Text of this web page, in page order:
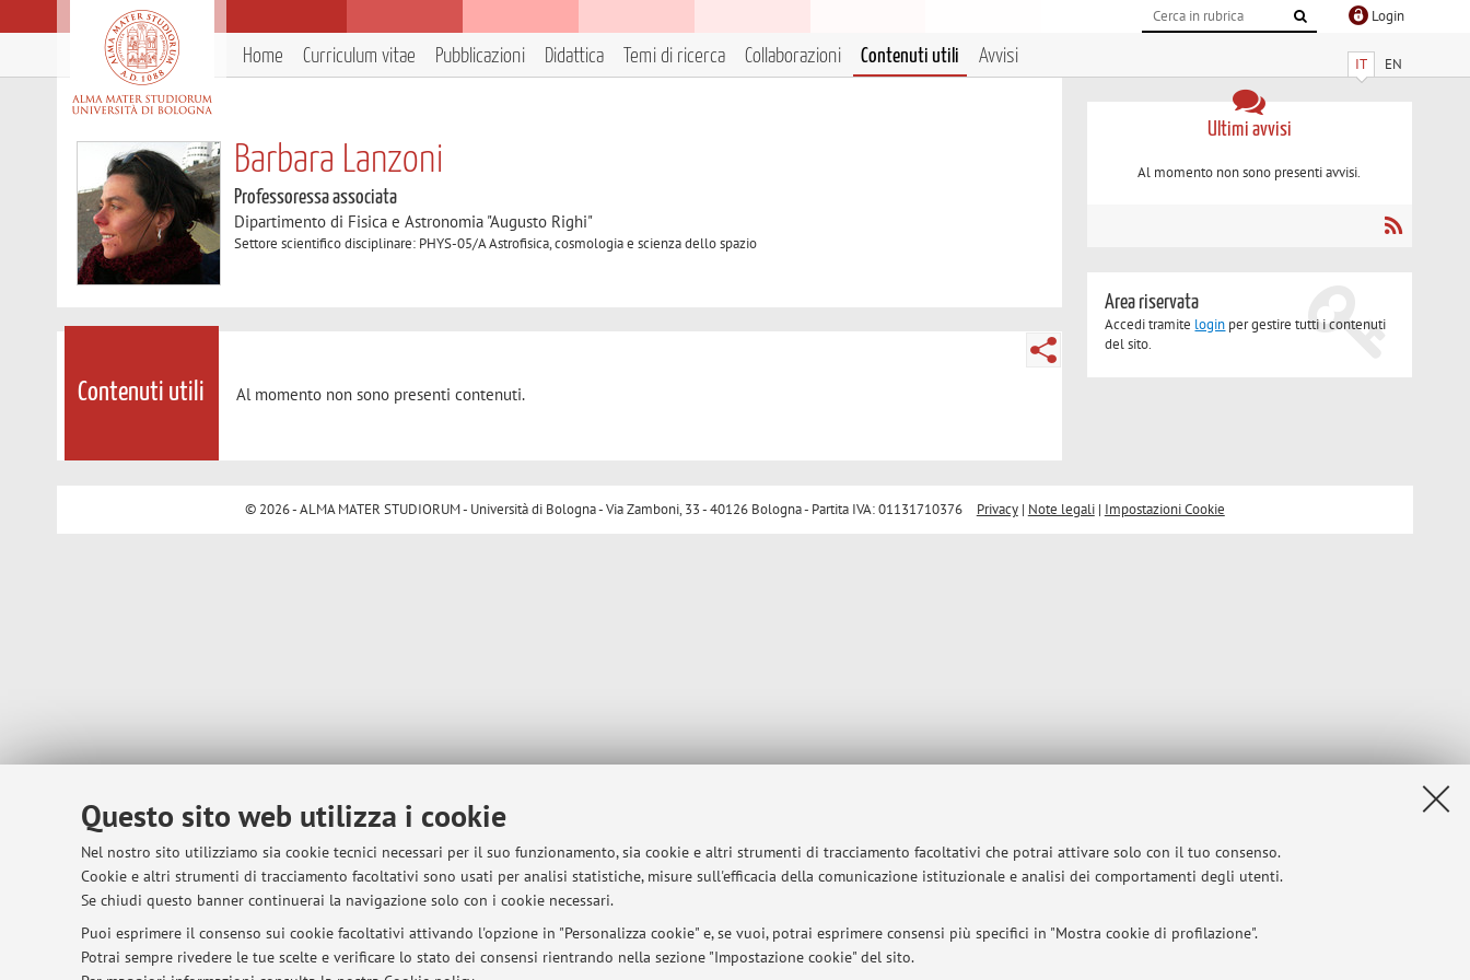
Questo sito web utilizza i cookie
Nel nostro sito utilizziamo sia cookie tecnici necessari per il suo funzionamento, sia cookie e altri strumenti di tracciamento facoltativi che potrai attivare solo con il tuo consenso.
Cookie e altri strumenti di tracciamento facoltativi sono usati per analisi statistiche, misure sull'efficacia della comunicazione istituzionale e analisi dei comportamenti degli utenti.
Se chiudi questo banner continuerai la navigazione solo con i cookie necessari.
Puoi esprimere il consenso sui cookie facoltativi attivando l'opzione in "Personalizza cookie" e, se vuoi, potrai esprimere consensi più specifici in "Mostra cookie di profilazione".
Potrai sempre rivedere le tue scelte e verificare lo stato dei consensi rientrando nella sezione "Impostazione cookie" del sito.
Login
IT EN
Home Curriculum vitae Pubblicazioni Didattica Temi di ricerca Collaborazioni Contenuti utili Avvisi
Barbara Lanzoni
Professoressa associata
Dipartimento di Fisica e Astronomia "Augusto Righi"
Settore scientifico disciplinare: PHYS-05/A Astrofisica, cosmologia e scienza dello spazio
Contenuti utili Al momento non sono presenti contenuti.
Ultimi avvisi
Al momento non sono presenti avvisi.
Area riservata
Accedi tramite login per gestire tutti i contenuti
del sito.
© 2026 - ALMA MATER STUDIORUM - Università di Bologna - Via Zamboni, 33 - 40126 Bologna - Partita IVA: 01131710376 Privacy| Note legali| Impostazioni Cookie